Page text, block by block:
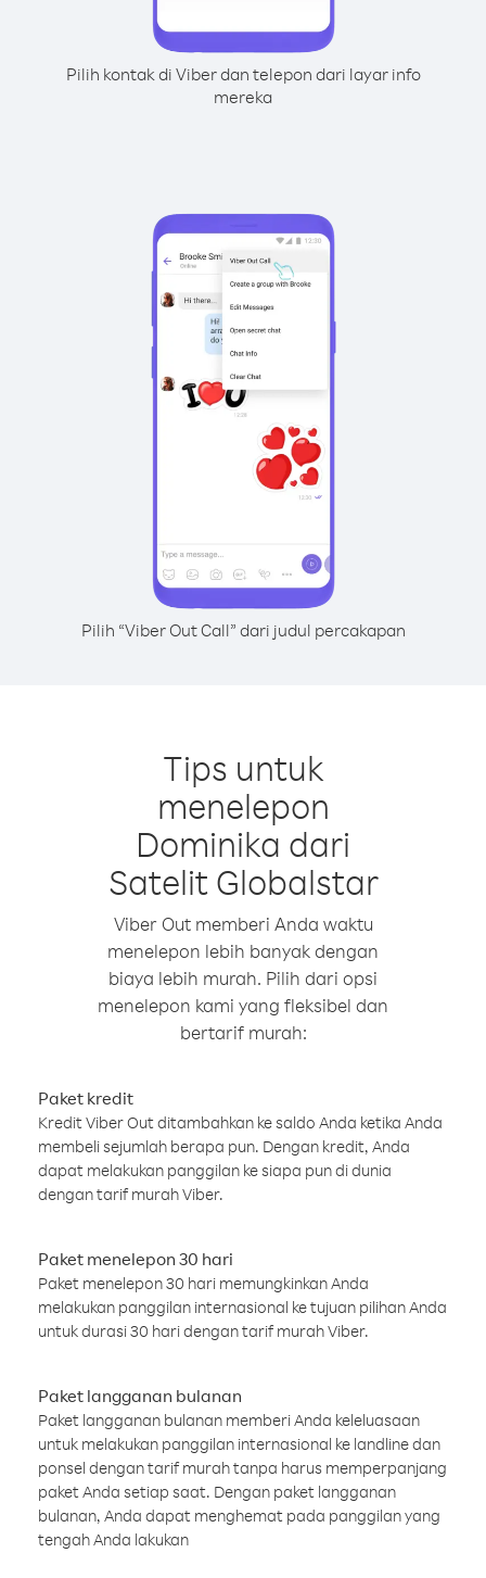
Pilih kontak di Viber dan telepon dari layar info
mereka
Pilih “Viber Out Call” dari judul percakapan
Tips untuk
menelepon
Dominika dari
Satelit Globalstar
Viber Out memberi Anda waktu
menelepon lebih banyak dengan
biaya lebih murah. Pilih dari opsi
menelepon kami yang fleksibel dan
bertarif murah:
Paket kredit
Kredit Viber Out ditambahkan ke saldo Anda ketika Anda
membeli sejumlah berapa pun. Dengan kredit, Anda
dapat melakukan panggilan ke siapa pun di dunia
dengan tarif murah Viber.
Paket menelepon 30 hari
Paket menelepon 30 hari memungkinkan Anda
melakukan panggilan internasional ke tujuan pilihan Anda
untuk durasi 30 hari dengan tarif murah Viber.
Paket langganan bulanan
Paket langganan bulanan memberi Anda keleluasaan
untuk melakukan panggilan internasional ke landline dan
ponsel dengan tarif murah tanpa harus memperpanjang
paket Anda setiap saat. Dengan paket langganan
bulanan, Anda dapat menghemat pada panggilan yang
tengah Anda lakukan